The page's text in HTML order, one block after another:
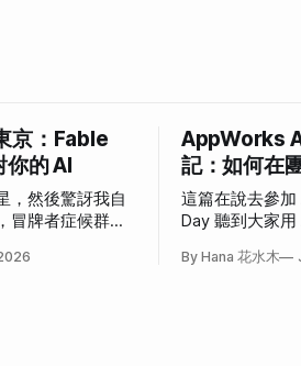
京：Fable
的 AI
，然後驚訝我自
冒牌者症候群大
AppWorks
記：如何在
這篇在說去參加
Day 聽到大家用
By Hana 花水木